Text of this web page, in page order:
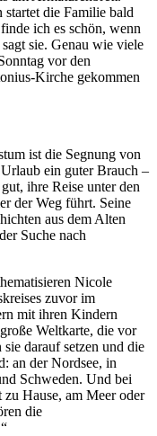
die Familie bald
ich es schön, wenn
sie. Genau wie viele
vor den
Kirche gekommen
ist die Segnung von
ein guter Brauch –
ihre Reise unter den
der Weg führt. Seine
aus dem Alten
Suche nach
Nicole
zuvor im
mit ihren Kindern
Weltkarte, die vor
darauf setzen und die
an der Nordsee, in
Schweden. Und bei
Hause, am Meer oder
die